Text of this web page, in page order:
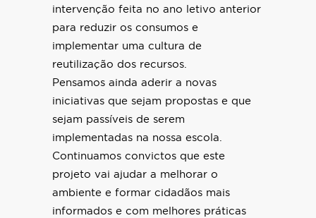
intervenção feita no ano letivo anterior
para reduzir os consumos e
implementar uma cultura de
reutilização dos recursos.
Pensamos ainda aderir a novas
iniciativas que sejam propostas e que
sejam passíveis de serem
implementadas na nossa escola.
Continuamos convictos que este
projeto vai ajudar a melhorar o
ambiente e formar cidadãos mais
informados e com melhores práticas